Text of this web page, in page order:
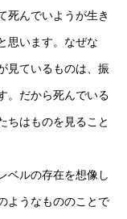
死んでいようが生き
思います。なぜな
見ているものは、振
。だから死んでいる
ちはものを見ること
ベルの存在を想像し
ようなもののことで